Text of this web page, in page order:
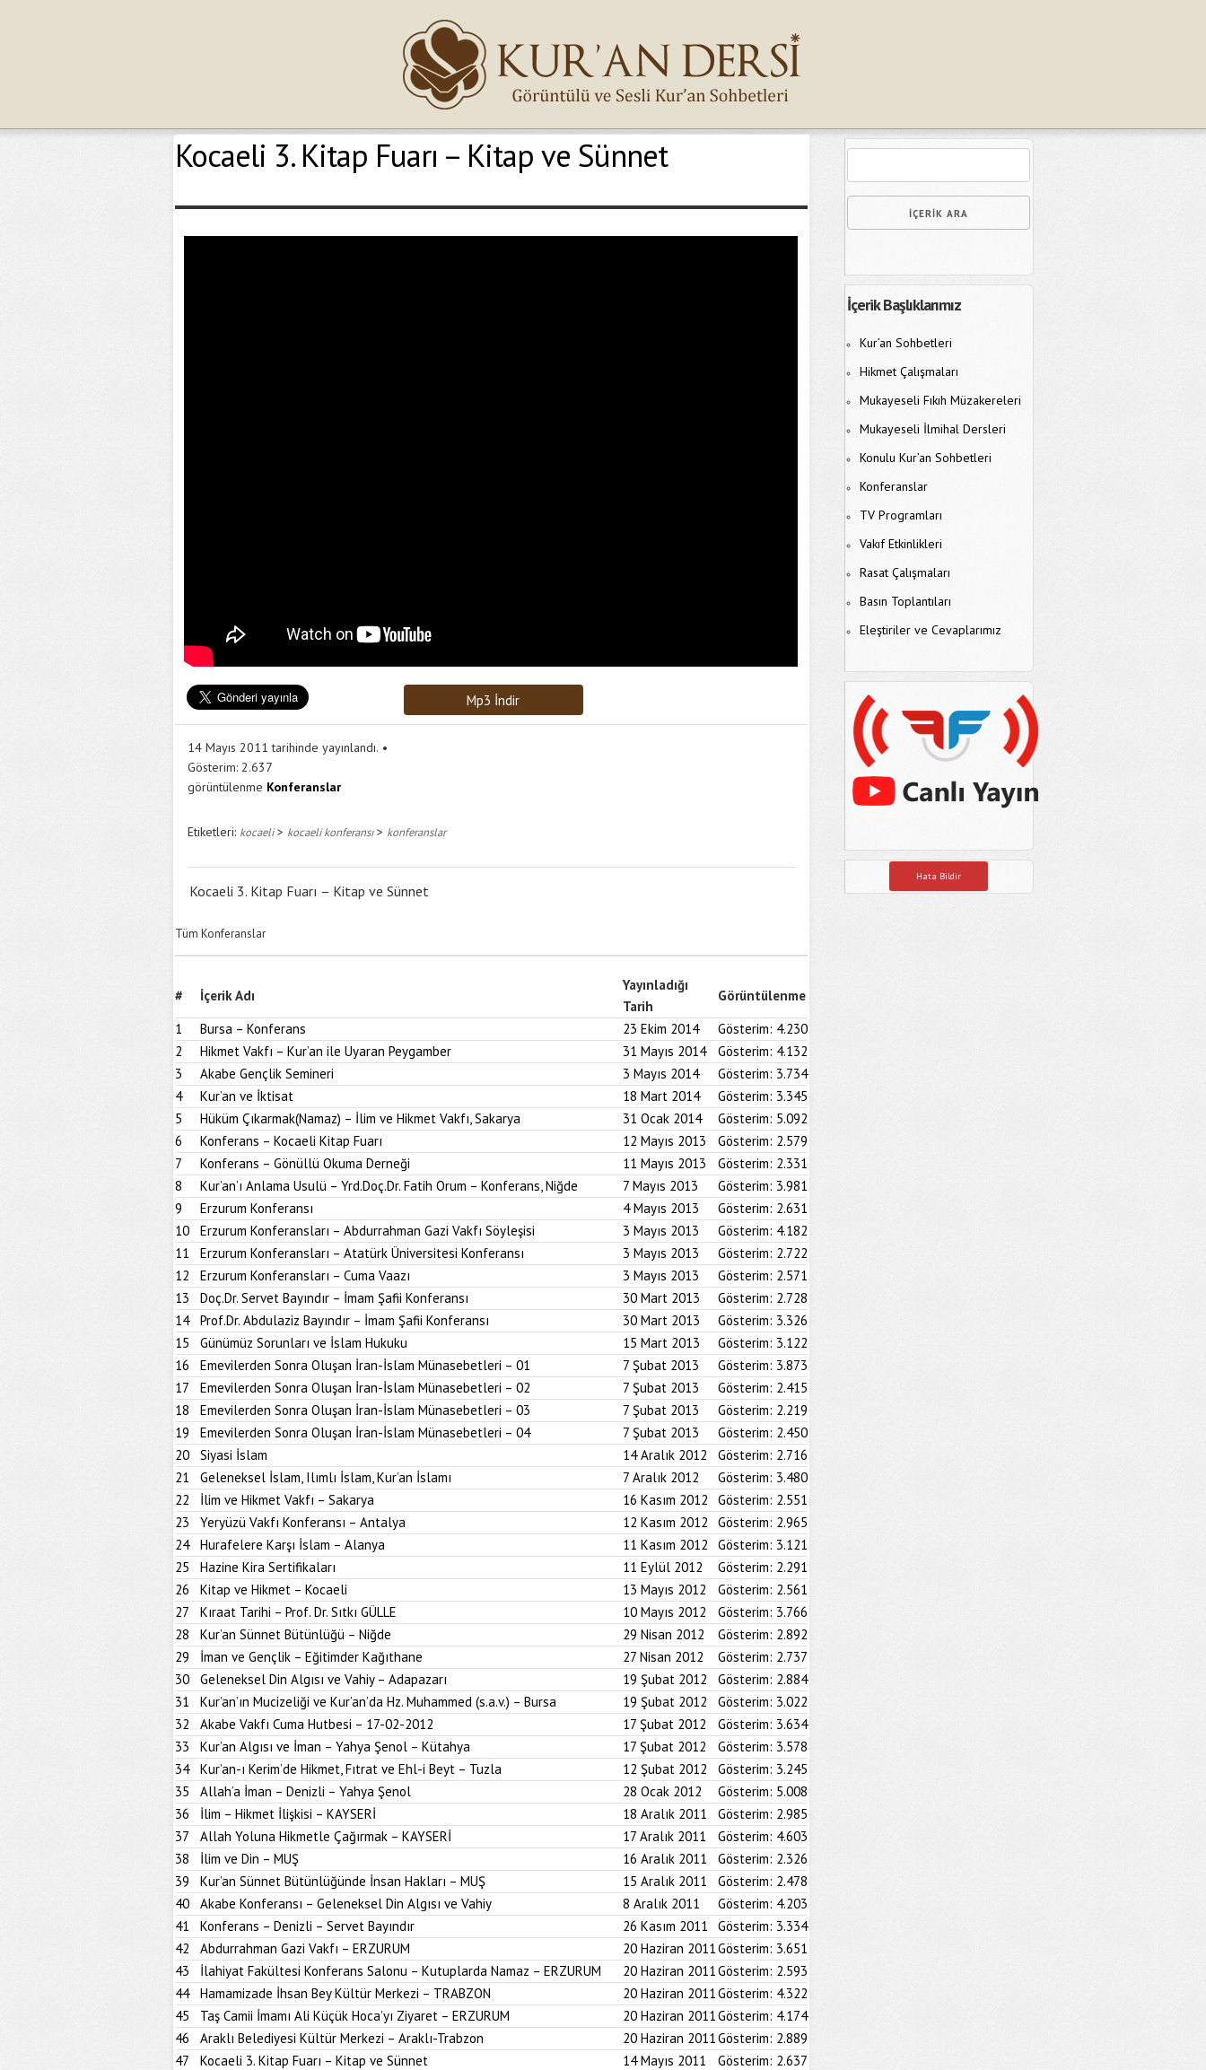
Kocaeli 3. Kitap Fuarı – Kitap ve Sünnet
Mp3 İndir
14 Mayıs 2011 tarihinde yayınlandı.
Gösterim: 2.637
görüntülenme Konferanslar
Etiketleri: kocaeli> kocaeli konferansı> konferanslar
Kocaeli 3. Kitap Fuarı – Kitap ve Sünnet
Tüm Konferanslar
# İçerik Adı
Yayınladığı
Tarih
Görüntülenme
1
Bursa – Konferans 23 Ekim 2014 Gösterim: 4.230
2
Hikmet Vakfı – Kur’an ile Uyaran Peygamber 31 Mayıs 2014 Gösterim: 4.132
3
Akabe Gençlik Semineri 3 Mayıs 2014 Gösterim: 3.734
4
Kur’an ve İktisat 18 Mart 2014 Gösterim: 3.345
5
Hüküm Çıkarmak(Namaz) – İlim ve Hikmet Vakfı, Sakarya 31 Ocak 2014 Gösterim: 5.092
6
Konferans – Kocaeli Kitap Fuarı 12 Mayıs 2013 Gösterim: 2.579
7
Konferans – Gönüllü Okuma Derneği 11 Mayıs 2013 Gösterim: 2.331
8
Kur’an’ı Anlama Usulü – Yrd.Doç.Dr. Fatih Orum – Konferans, Niğde 7 Mayıs 2013 Gösterim: 3.981
9
Erzurum Konferansı 4 Mayıs 2013 Gösterim: 2.631
10
Erzurum Konferansları – Abdurrahman Gazi Vakfı Söyleşisi 3 Mayıs 2013 Gösterim: 4.182
11
Erzurum Konferansları – Atatürk Üniversitesi Konferansı 3 Mayıs 2013 Gösterim: 2.722
12
Erzurum Konferansları – Cuma Vaazı 3 Mayıs 2013 Gösterim: 2.571
13
Doç.Dr. Servet Bayındır – İmam Şafii Konferansı 30 Mart 2013 Gösterim: 2.728
14
Prof.Dr. Abdulaziz Bayındır – İmam Şafii Konferansı 30 Mart 2013 Gösterim: 3.326
15
Günümüz Sorunları ve İslam Hukuku 15 Mart 2013 Gösterim: 3.122
16
Emevilerden Sonra Oluşan İran-İslam Münasebetleri – 01 7 Şubat 2013 Gösterim: 3.873
17
Emevilerden Sonra Oluşan İran-İslam Münasebetleri – 02 7 Şubat 2013 Gösterim: 2.415
18
Emevilerden Sonra Oluşan İran-İslam Münasebetleri – 03 7 Şubat 2013 Gösterim: 2.219
19
Emevilerden Sonra Oluşan İran-İslam Münasebetleri – 04 7 Şubat 2013 Gösterim: 2.450
20
Siyasi İslam 14 Aralık 2012 Gösterim: 2.716
21
Geleneksel İslam, Ilımlı İslam, Kur’an İslamı 7 Aralık 2012 Gösterim: 3.480
22
İlim ve Hikmet Vakfı – Sakarya 16 Kasım 2012 Gösterim: 2.551
23
Yeryüzü Vakfı Konferansı – Antalya 12 Kasım 2012 Gösterim: 2.965
24
Hurafelere Karşı İslam – Alanya 11 Kasım 2012 Gösterim: 3.121
25
Hazine Kira Sertifikaları 11 Eylül 2012 Gösterim: 2.291
26
Kitap ve Hikmet – Kocaeli 13 Mayıs 2012 Gösterim: 2.561
27
Kıraat Tarihi – Prof. Dr. Sıtkı GÜLLE 10 Mayıs 2012 Gösterim: 3.766
28
Kur’an Sünnet Bütünlüğü – Niğde 29 Nisan 2012 Gösterim: 2.892
29
İman ve Gençlik – Eğitimder Kağıthane 27 Nisan 2012 Gösterim: 2.737
30
Geleneksel Din Algısı ve Vahiy – Adapazarı 19 Şubat 2012 Gösterim: 2.884
31
Kur’an’ın Mucizeliği ve Kur’an’da Hz. Muhammed (s.a.v.) – Bursa 19 Şubat 2012 Gösterim: 3.022
32
Akabe Vakfı Cuma Hutbesi – 17-02-2012 17 Şubat 2012 Gösterim: 3.634
33
Kur’an Algısı ve İman – Yahya Şenol – Kütahya 17 Şubat 2012 Gösterim: 3.578
34
Kur’an-ı Kerim’de Hikmet, Fıtrat ve Ehl-i Beyt – Tuzla 12 Şubat 2012 Gösterim: 3.245
35
Allah’a İman – Denizli – Yahya Şenol 28 Ocak 2012 Gösterim: 5.008
36
İlim – Hikmet İlişkisi – KAYSERİ 18 Aralık 2011 Gösterim: 2.985
37
Allah Yoluna Hikmetle Çağırmak – KAYSERİ 17 Aralık 2011 Gösterim: 4.603
38
İlim ve Din – MUŞ 16 Aralık 2011 Gösterim: 2.326
39
Kur’an Sünnet Bütünlüğünde İnsan Hakları – MUŞ 15 Aralık 2011 Gösterim: 2.478
40
Akabe Konferansı – Geleneksel Din Algısı ve Vahiy 8 Aralık 2011 Gösterim: 4.203
41
Konferans – Denizli – Servet Bayındır 26 Kasım 2011 Gösterim: 3.334
42
Abdurrahman Gazi Vakfı – ERZURUM 20 Haziran 2011Gösterim: 3.651
43
İlahiyat Fakültesi Konferans Salonu – Kutuplarda Namaz – ERZURUM 20 Haziran 2011Gösterim: 2.593
44
Hamamizade İhsan Bey Kültür Merkezi – TRABZON 20 Haziran 2011Gösterim: 4.322
45
Taş Camii İmamı Ali Küçük Hoca’yı Ziyaret – ERZURUM 20 Haziran 2011Gösterim: 4.174
46
Araklı Belediyesi Kültür Merkezi – Araklı-Trabzon 20 Haziran 2011Gösterim: 2.889
47
Kocaeli 3. Kitap Fuarı – Kitap ve Sünnet 14 Mayıs 2011 Gösterim: 2.637
İçerik Başlıklarımız
Kur’an Sohbetleri
Hikmet Çalışmaları
Mukayeseli Fıkıh Müzakereleri
Mukayeseli İlmihal Dersleri
Konulu Kur’an Sohbetleri
Konferanslar
TV Programları
Vakıf Etkinlikleri
Rasat Çalışmaları
Basın Toplantıları
Eleştiriler ve Cevaplarımız
Hata Bildir